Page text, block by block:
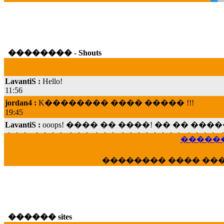
�������� - Shouts
11:56
jordan4 :
19:45
LavantiS :
���; ���� ��� ��� �������� ����
15:07
veronica :E���� 2012 ��� ����� ���
�������� ����
������ sites